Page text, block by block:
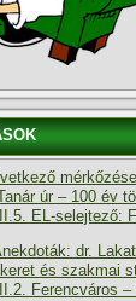
úr – 100 év
EL-selejtező:
dr.
és szakmai
Ferencváros –